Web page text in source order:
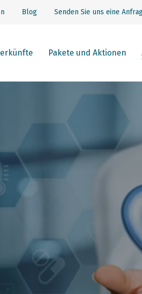
Blog Senden Sie uns eine
Pakete und Aktionen